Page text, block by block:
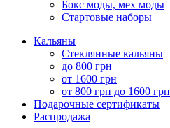
Бокс моды, мех моды
Стартовые наборы
Кальяны
Стеклянные кальяны
до 800 грн
от 1600 грн
от 800 грн до 1600 грн
Подарочные сертификаты
Распродажа